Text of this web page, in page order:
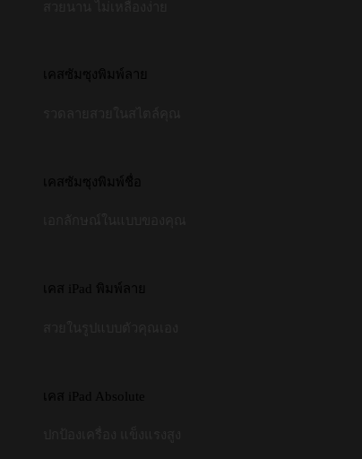
เคสซัมซุงพิมพ์ลาย
เคสซัมซุงพิมพ์ชื่อ
เคส iPad พิมพ์ลาย
เคส iPad Absolute